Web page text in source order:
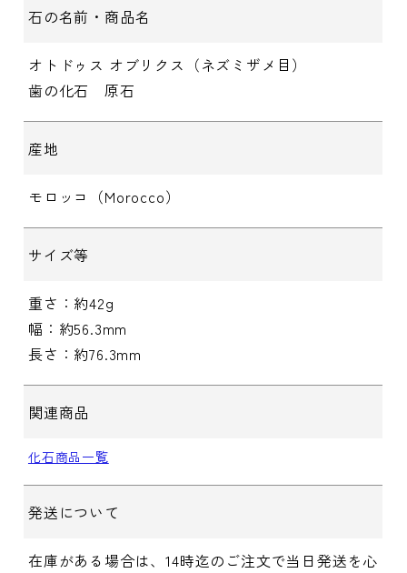
石の名前・商品名
オトドゥス オブリクス（ネズミザメ目）
歯の化石 原石
産地
モロッコ（Morocco）
サイズ等
重さ：約42g
幅：約56.3mm
長さ：約76.3mm
関連商品
化石商品一覧
発送について
在庫がある場合は、14時迄のご注文で当日発送を心